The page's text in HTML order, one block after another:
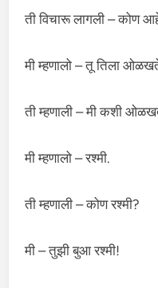
ती विचारू लागली – कोण
मी म्हणालो – तू तिला
ती म्हणाली – मी कशी
मी म्हणालो – रश्मी.
ती म्हणाली – कोण रश्मी?
मी – तुझी बुआ रश्मी!